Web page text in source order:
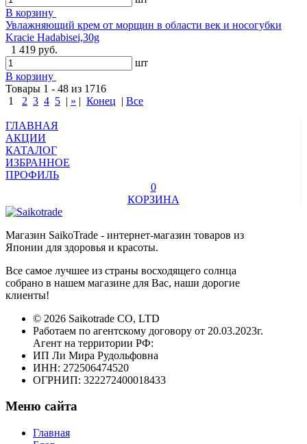
В корзину
Увлажняющий крем от морщин в области век и носогубки
Kracie Hadabisei,30g
1 419 руб.
шт
В корзину
Товары 1 - 48 из 1716
1
2 3 4 5 | » | Конец | Все
ГЛАВНАЯ
АКЦИИ
КАТАЛОГ
ИЗБРАННОЕ
ПРОФИЛЬ
0
КОРЗИНА
Магазин SaikoTrade - интернет-магазин товаров из
Японии для здоровья и красоты.
Все самое лучшее из страны восходящего солнца
собрано в нашем магазине для Вас, наши дорогие
клиенты!
© 2026 Saikotrade CO, LTD
Работаем по агентскому договору от 20.03.2023г.
Агент на территории РФ:
ИП Ли Мира Рудольфовна
ИНН: 272506474520
ОГРНИП: 322272400018433
Меню сайта
Главная